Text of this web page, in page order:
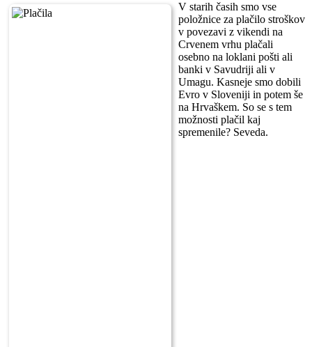
V starih časih smo vse
položnice za plačilo stroškov
v povezavi z vikendi na
Crvenem vrhu plačali
osebno na loklani pošti ali
banki v Savudriji ali v
Umagu. Kasneje smo dobili
Evro v Sloveniji in potem še
na Hrvaškem. So se s tem
možnosti plačil kaj
spremenile? Seveda.